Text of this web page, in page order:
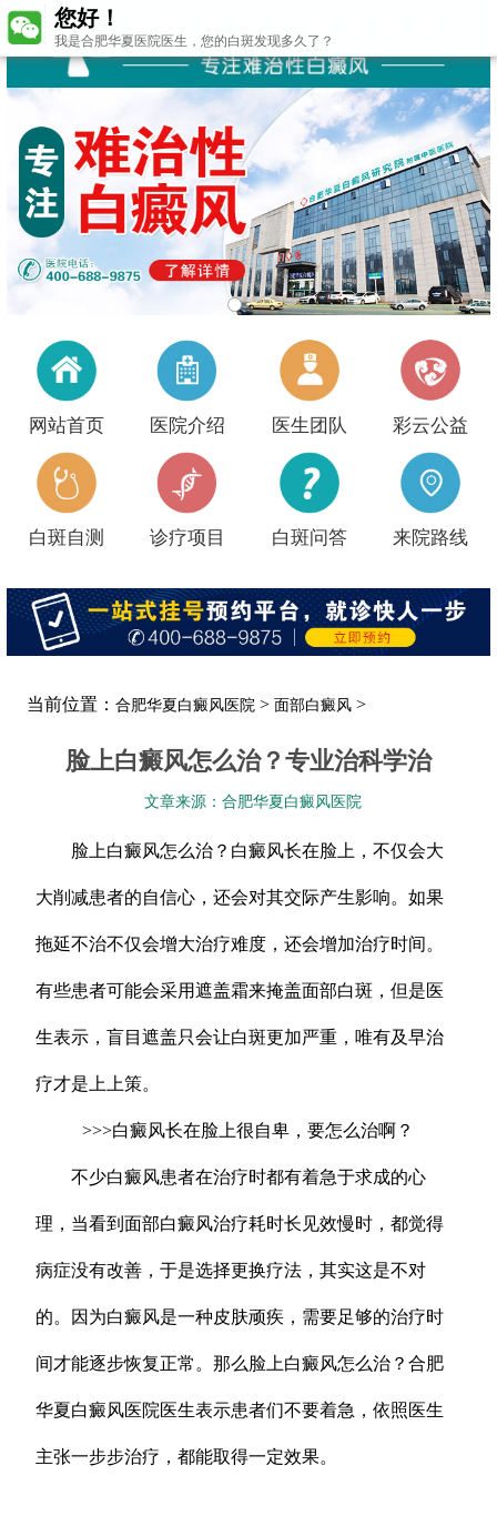
网站首页 医院介绍 医生团队 彩云公益
白斑自测 诊疗项目 白斑问答 来院路线
当前位置：合肥华夏白癜风医院 >面部白癜风 >
脸上白癜风怎么治？专业治科学治
文章来源：合肥华夏白癜风医院
脸上白癜风怎么治？白癜风长在脸上，不仅会大
大削减患者的自信心，还会对其交际产生影响。如果
拖延不治不仅会增大治疗难度，还会增加治疗时间。
有些患者可能会采用遮盖霜来掩盖面部白斑，但是医
生表示，盲目遮盖只会让白斑更加严重，唯有及早治
疗才是上上策。
>>>白癜风长在脸上很自卑，要怎么治啊？
不少白癜风患者在治疗时都有着急于求成的心
理，当看到面部白癜风治疗耗时长见效慢时，都觉得
病症没有改善，于是选择更换疗法，其实这是不对
的。因为白癜风是一种皮肤顽疾，需要足够的治疗时
间才能逐步恢复正常。那么脸上白癜风怎么治？合肥
华夏白癜风医院医生表示患者们不要着急，依照医生
主张一步步治疗，都能取得一定效果。
您好！
我是合肥华夏医院医生，您的白斑发现多久了？